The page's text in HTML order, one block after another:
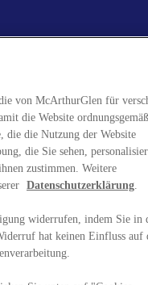
von McArthurGlen für
die Website ordnungsgemäß
die die Nutzung der Website
die Sie sehen,
zustimmen. Weitere
Datenschutzerklärung.
widerrufen, indem Sie in
hat keinen Einfluss auf